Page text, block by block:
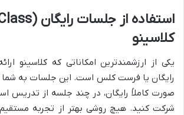
کلاسینو
یکی از ارزشمندترین امکاناتی که کلاسینو
رایگان یا فرست کلس است. این جلسات به شما
صورت کاملاً رایگان، در چند جلسه از تدریس
شرکت کنید. هیچ روشی بهتر از تجربه